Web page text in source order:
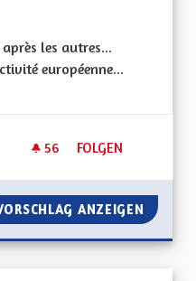
les autres...
européenne...
56 56 FOLLOWER
FOLGEN
S'ENGAGER POUR
ANZEIGEN